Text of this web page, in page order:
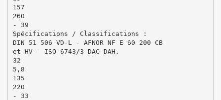
157
260
- 39
Spécifications / Classifications :
DIN 51 506 VD-L - AFNOR NF E 60 200 CB
et HV - ISO 6743/3 DAC-DAH.
32
5,8
135
220
- 33